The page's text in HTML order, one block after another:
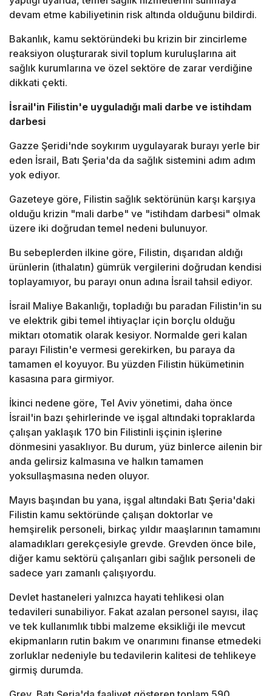
devam etme kabiliyetinin risk altında olduğunu bildirdi.
Bakanlık, kamu sektöründeki bu krizin bir zincirleme
reaksiyon oluşturarak sivil toplum kuruluşlarına ait
sağlık kurumlarına ve özel sektöre de zarar verdiğine
dikkati çekti.
İsrail'in Filistin'e uyguladığı mali darbe ve istihdam
darbesi
Gazze Şeridi'nde soykırım uygulayarak burayı yerle bir
eden İsrail, Batı Şeria'da da sağlık sistemini adım adım
yok ediyor.
Gazeteye göre, Filistin sağlık sektörünün karşı karşıya
olduğu krizin "mali darbe" ve "istihdam darbesi" olmak
üzere iki doğrudan temel nedeni bulunuyor.
Bu sebeplerden ilkine göre, Filistin, dışarıdan aldığı
ürünlerin (ithalatın) gümrük vergilerini doğrudan kendisi
toplayamıyor, bu parayı onun adına İsrail tahsil ediyor.
İsrail Maliye Bakanlığı, topladığı bu paradan Filistin'in su
ve elektrik gibi temel ihtiyaçlar için borçlu olduğu
miktarı otomatik olarak kesiyor. Normalde geri kalan
parayı Filistin'e vermesi gerekirken, bu paraya da
tamamen el koyuyor. Bu yüzden Filistin hükümetinin
kasasına para girmiyor.
İkinci nedene göre, Tel Aviv yönetimi, daha önce
İsrail'in bazı şehirlerinde ve işgal altındaki topraklarda
çalışan yaklaşık 170 bin Filistinli işçinin işlerine
dönmesini yasaklıyor. Bu durum, yüz binlerce ailenin bir
anda gelirsiz kalmasına ve halkın tamamen
yoksullaşmasına neden oluyor.
Mayıs başından bu yana, işgal altındaki Batı Şeria'daki
Filistin kamu sektöründe çalışan doktorlar ve
hemşirelik personeli, birkaç yıldır maaşlarının tamamını
alamadıkları gerekçesiyle grevde. Grevden önce bile,
diğer kamu sektörü çalışanları gibi sağlık personeli de
sadece yarı zamanlı çalışıyordu.
Devlet hastaneleri yalnızca hayati tehlikesi olan
tedavileri sunabiliyor. Fakat azalan personel sayısı, ilaç
ve tek kullanımlık tıbbi malzeme eksikliği ile mevcut
ekipmanların rutin bakım ve onarımını finanse etmedeki
zorluklar nedeniyle bu tedavilerin kalitesi de tehlikeye
girmiş durumda.